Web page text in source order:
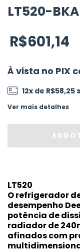
LT520-
R$601,14
À vista no PIX
12x de R$58,25
Ver mais detalhes
LT520
O refrigerador
desempenho
potência de
radiador de
afinados com